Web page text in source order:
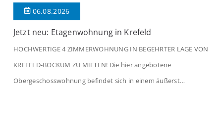
06.08.2026
Jetzt neu: Etagenwohnung in Krefeld
HOCHWERTIGE 4 ZIMMERWOHNUNG IN BEGEHRTER LAGE VON
KREFELD-BOCKUM ZU MIETEN! Die hier angebotene
Obergeschosswohnung befindet sich in einem äußerst